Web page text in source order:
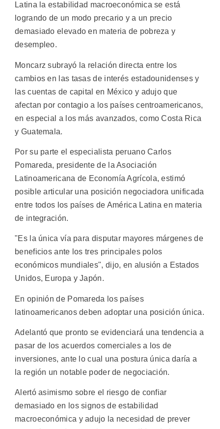
Latina la estabilidad macroeconómica se está
logrando de un modo precario y a un precio
demasiado elevado en materia de pobreza y
desempleo.
Moncarz subrayó la relación directa entre los
cambios en las tasas de interés estadounidenses y
las cuentas de capital en México y adujo que
afectan por contagio a los países centroamericanos,
en especial a los más avanzados, como Costa Rica
y Guatemala.
Por su parte el especialista peruano Carlos
Pomareda, presidente de la Asociación
Latinoamericana de Economía Agrícola, estimó
posible articular una posición negociadora unificada
entre todos los países de América Latina en materia
de integración.
"Es la única vía para disputar mayores márgenes de
beneficios ante los tres principales polos
económicos mundiales", dijo, en alusión a Estados
Unidos, Europa y Japón.
En opinión de Pomareda los países
latinoamericanos deben adoptar una posición única.
Adelantó que pronto se evidenciará una tendencia a
pasar de los acuerdos comerciales a los de
inversiones, ante lo cual una postura única daría a
la región un notable poder de negociación.
Alertó asimismo sobre el riesgo de confiar
demasiado en los signos de estabilidad
macroeconómica y adujo la necesidad de prever